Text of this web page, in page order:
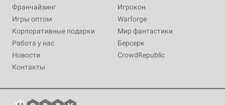
Франчайзинг
Игры оптом
Корпоративные подарки
Работа у нас
Новости
Контакты
Игрокон
Warforge
Мир фантастики
Берсерк
CrowdRepublic